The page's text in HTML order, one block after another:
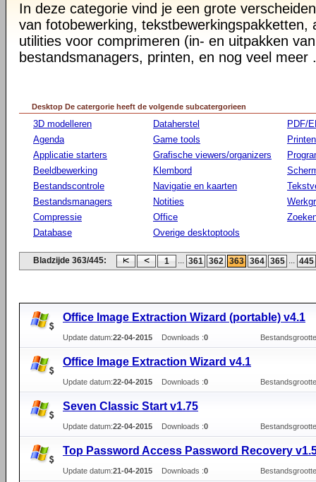
In deze categorie vind je een grote
van fotobewerking, tekstbewerkingspakketten,
utilities voor comprimeren (in- en uitpakken
bestandsmanagers, printen, en nog veel meer
Desktop De catergorie heeft de volgende subcatergorieen
3D modelleren
Agenda
Applicatie starters
Beeldbewerking
Bestandscontrole
Bestandsmanagers
Compressie
Database
Dataherstel
Game tools
Grafische viewers/organizers
Klembord
Navigatie en kaarten
Notities
Office
Overige desktoptools
PDF/
Printen
Bladzijde 363/445: 1 ... 361 362 363 364 365 ... 445
Office Image Extraction Wizard (portable) v4.1
Update datum:22-04-2015 Downloads :0
Office Image Extraction Wizard v4.1
Update datum:22-04-2015 Downloads :0
Seven Classic Start v1.75
Update datum:22-04-2015 Downloads :0
Top Password Access Password Recovery
Update datum:21-04-2015 Downloads :0